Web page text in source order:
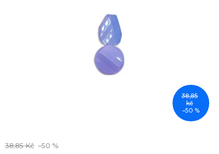
38,85
kč
–50 %
38,85 Kč –50 %